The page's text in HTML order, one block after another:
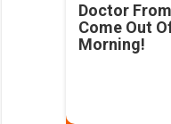
Doctor
Come Out
Morning!